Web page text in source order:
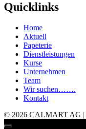
Quicklinks
Home
Aktuell
Papeterie
Dienstleistungen
Kurse
Unternehmen
Team
Wir suchen…….
Kontakt
© 2026 CALMART AG |